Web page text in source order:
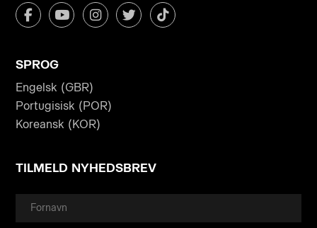
SPROG
Engelsk (GBR)
Portugisisk (POR)
Koreansk (KOR)
TILMELD NYHEDSBREV